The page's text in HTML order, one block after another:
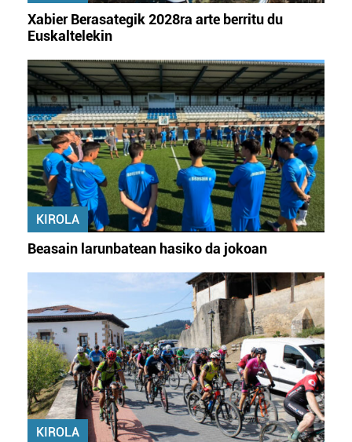
Xabier Berasategik 2028ra arte berritu du
Euskaltelekin
KIROLA
Beasain larunbatean hasiko da jokoan
KIROLA